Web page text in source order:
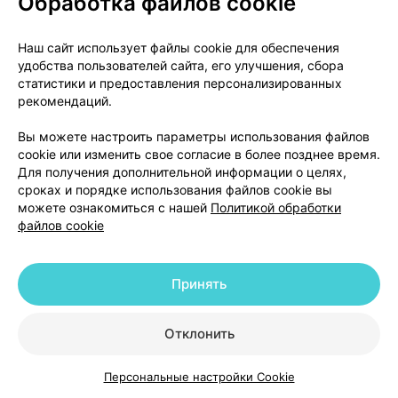
КаталогКорзинаИзбранноеПрофиль
Рихтер, Венгрия•по рецепту
Инструкция
16,40 — 24,59 р.
Где купить
Толперизон-лф, раствор, 100 мг + 2.5
мг 1 мл×5
для внутривенного и внутримышечного
Лекфарм, Беларусь•по рецепту
12,50 — 17,97 р.
Наш сайт использует файлы cookie для обеспечения
удобства пользователей сайта, его улучшения, сбора
статистики и предоставления персонализированных
рекомендаций.
Вы можете настроить параметры использования файлов
cookie или изменить свое согласие в более позднее время.
Для получения дополнительной информации о целях,
сроках и порядке использования файлов cookie вы
можете ознакомиться с нашей Политикой обработки
файлов cookie
Отклонить
Принять
Персональные настройки Cookie